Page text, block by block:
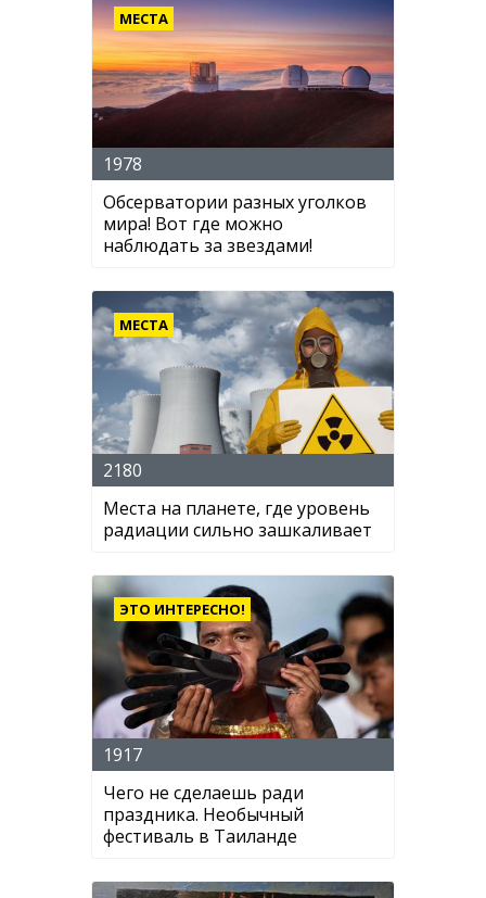
МЕСТА
1978
Обсерватории разных уголков
мира! Вот где можно
наблюдать за звездами!
МЕСТА
2180
Места на планете, где уровень
радиации сильно зашкаливает
ЭТО ИНТЕРЕСНО!
1917
Чего не сделаешь ради
праздника. Необычный
фестиваль в Таиланде